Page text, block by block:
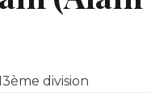
division